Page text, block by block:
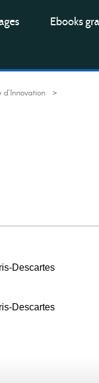
Ebooks
>
Descartes
Descartes